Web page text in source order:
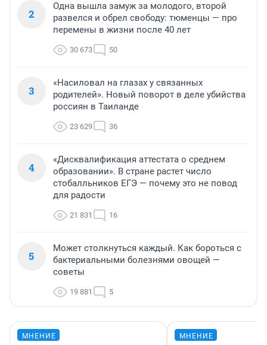
2
Одна вышла замуж за молодого, второй
развелся и обрел свободу: тюменцы — про
перемены в жизни после 40 лет
30 673 50
3
«Насиловал на глазах у связанных
родителей». Новый поворот в деле убийства
россиян в Таиланде
23 629 36
4
«Дисквалификация аттестата о среднем
образовании». В стране растет число
стобалльников ЕГЭ — почему это не повод
для радости
21 831 16
5
Может столкнуться каждый. Как бороться с
бактериальными болезнями овощей —
советы
19 881 5
МНЕНИЕ МНЕНИЕ